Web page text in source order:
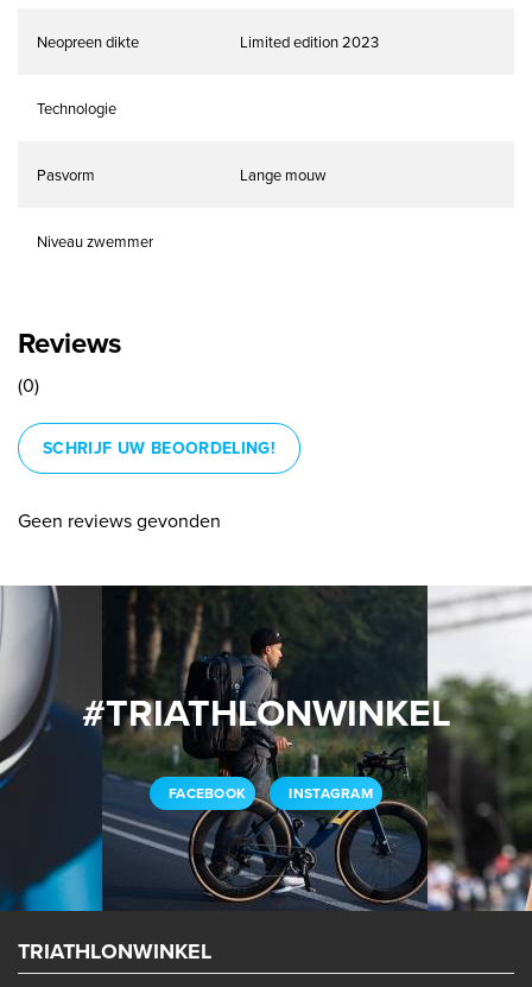
Neopreen dikte Limited edition 2023
Technologie
Pasvorm Lange mouw
Niveau zwemmer
Reviews
(0)
SCHRIJF UW BEOORDELING!
Geen reviews gevonden
#TRIATHLONWINKEL
FACEBOOK INSTAGRAM
TRIATHLONWINKEL